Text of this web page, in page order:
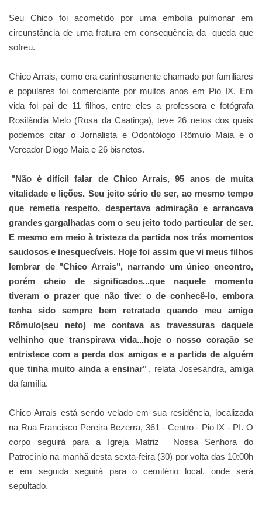
Seu Chico foi acometido por uma embolia pulmonar em
circunstância de uma fratura em consequência da queda que
sofreu.
Chico Arrais, como era carinhosamente chamado por familiares
e populares foi comerciante por muitos anos em Pio IX. Em
vida foi pai de 11 filhos, entre eles a professora e fotógrafa
Rosilândia Melo (Rosa da Caatinga), teve 26 netos dos quais
podemos citar o Jornalista e Odontólogo Rômulo Maia e o
Vereador Diogo Maia e 26 bisnetos.
"Não é difícil falar de Chico Arrais, 95 anos de muita
vitalidade e lições. Seu jeito sério de ser, ao mesmo tempo
que remetia respeito, despertava admiração e arrancava
grandes gargalhadas com o seu jeito todo particular de ser.
E mesmo em meio à tristeza da partida nos trás momentos
saudosos e inesquecíveis. Hoje foi assim que vi meus filhos
lembrar de "Chico Arrais", narrando um único encontro,
porém cheio de significados...que naquele momento
tiveram o prazer que não tive: o de conhecê-lo, embora
tenha sido sempre bem retratado quando meu amigo
Rômulo(seu neto) me contava as travessuras daquele
velhinho que transpirava vida...hoje o nosso coração se
entristece com a perda dos amigos e a partida de alguém
que tinha muito ainda a ensinar" , relata Josesandra, amiga
da família.
Chico Arrais está sendo velado em sua residência, localizada
na Rua Francisco Pereira Bezerra, 361 - Centro - Pio IX - PI. O
corpo seguirá para a Igreja Matriz Nossa Senhora do
Patrocínio na manhã desta sexta-feira (30) por volta das 10:00h
e em seguida seguirá para o cemitério local, onde será
sepultado.